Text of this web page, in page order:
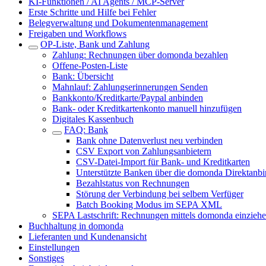
Erste Schritte und Hilfe bei Fehler
Belegverwaltung und Dokumentenmanagement
Freigaben und Workflows
OP-Liste, Bank und Zahlung
Zahlung: Rechnungen über domonda bezahlen
Offene-Posten-Liste
Bank: Übersicht
Mahnlauf: Zahlungserinnerungen Senden
Bankkonto/Kreditkarte/Paypal anbinden
Bank- oder Kreditkartenkonto manuell hinzufügen
Digitales Kassenbuch
FAQ: Bank
Bank ohne Datenverlust neu verbinden
CSV Export von Zahlungsanbietern
CSV-Datei-Import für Bank- und Kreditkarten
Unterstützte Banken über die domonda
Bezahlstatus von Rechnungen
Störung der Verbindung bei selbem Verfüger
Batch Booking Modus im SEPA XML
SEPA Lastschrift: Rechnungen mittels domonda
Buchhaltung in domonda
Lieferanten und Kundenansicht
Einstellungen
Sonstiges